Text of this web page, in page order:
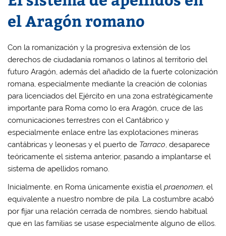
el Aragón romano
Con la romanización y la progresiva extensión de los
derechos de ciudadanía romanos o latinos al territorio del
futuro Aragón, además del añadido de la fuerte colonización
romana, especialmente mediante la creación de colonias
para licenciados del Ejército en una zona estratégicamente
importante para Roma como lo era Aragón, cruce de las
comunicaciones terrestres con el Cantábrico y
especialmente enlace entre las explotaciones mineras
cantábricas y leonesas y el puerto de Tarraco, desaparece
teóricamente el sistema anterior, pasando a implantarse el
sistema de apellidos romano.
Inicialmente, en Roma únicamente existía elpraenomen, el
equivalente a nuestro nombre de pila. La costumbre acabó
por fijar una relación cerrada de nombres, siendo habitual
que en las familias se usase especialmente alguno de ellos.